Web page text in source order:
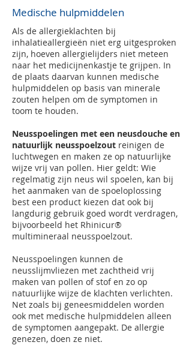
Medische hulpmiddelen
Als de allergieklachten bij
inhalatieallergieën niet erg uitgesproken
zijn, hoeven allergielijders niet meteen
naar het medicijnenkastje te grijpen. In
de plaats daarvan kunnen medische
hulpmiddelen op basis van minerale
zouten helpen om de symptomen in
toom te houden.
Neusspoelingen met een neusdouche en
natuurlijk neusspoelzout reinigen de
luchtwegen en maken ze op natuurlijke
wijze vrij van pollen. Hier geldt: Wie
regelmatig zijn neus wil spoelen, kan bij
het aanmaken van de spoeloplossing
best een product kiezen dat ook bij
langdurig gebruik goed wordt verdragen,
bijvoorbeeld het Rhinicur®
multimineraal neusspoelzout.
Neusspoelingen kunnen de
neusslijmvliezen met zachtheid vrij
maken van pollen of stof en zo op
natuurlijke wijze de klachten verlichten.
Net zoals bij geneesmiddelen worden
ook met medische hulpmiddelen alleen
de symptomen aangepakt. De allergie
genezen, doen ze niet.